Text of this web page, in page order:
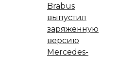
Brabus
выпустил
заряженную
версию
Mercedes-